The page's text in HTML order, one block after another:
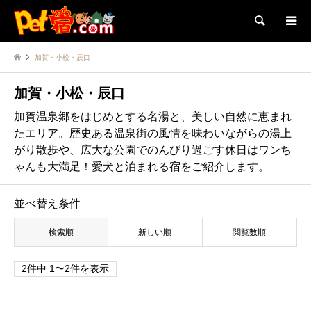
検索
加賀・小松・辰口
加賀・小松・辰口
加賀温泉郷をはじめとする名湯と、美しい自然に恵まれ
たエリア。歴史ある温泉街の風情を味わいながらの湯上
がり散歩や、広大な公園でのんびり過ごす休日はワンち
ゃんも大満足！愛犬と泊まれる宿をご紹介します。
並べ替え条件
検索順 新しい順 閲覧数順
2件中 1〜2件を表示